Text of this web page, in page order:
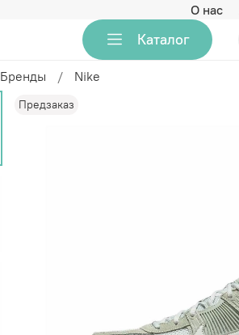
О нас
Каталог
Бренды Nike
Предзаказ